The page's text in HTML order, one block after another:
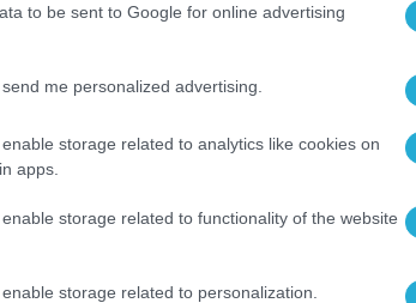
to be sent to Google for online advertising
me personalized advertising.
storage related to analytics like cookies on
apps.
storage related to functionality of the website
storage related to personalization.